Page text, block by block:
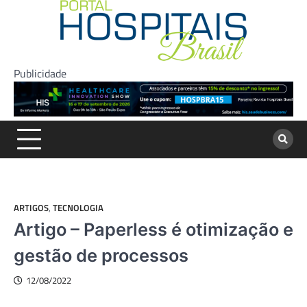
Publicidade
ARTIGOS, TECNOLOGIA
Artigo – Paperless é otimização e
gestão de processos
12/08/2022